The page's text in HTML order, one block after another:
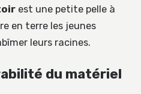
est une petite pelle à
en terre les jeunes
leurs racines.
du matériel